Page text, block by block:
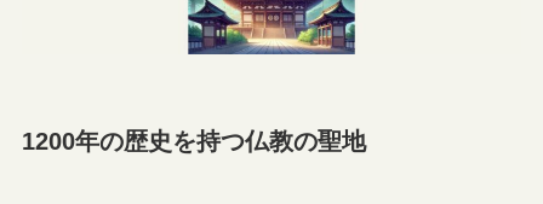
1200年の歴史を持つ仏教の聖地